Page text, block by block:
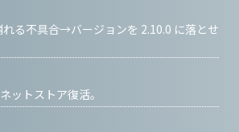
る不具合→バージョンを 2.10.0 に落とせ
ットストア復活。